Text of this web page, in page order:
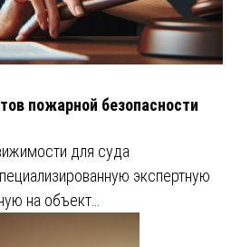
пожарной безопасности
для суда
экспертную
на объект…